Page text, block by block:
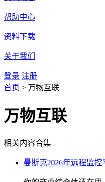
帮助中心
资料下载
关于我们
登录 注册
首页 > 万物互联
万物互联
相关内容合集
曼斯克2026年远程监